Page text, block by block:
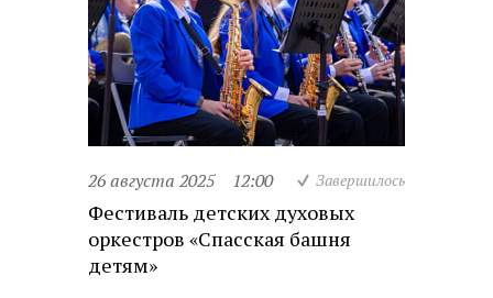
26 августа 2025 12:00 Завершилось
Фестиваль детских духовых
оркестров «Спасская башня
детям»